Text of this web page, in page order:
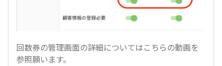
回数券の管理画面の詳細についてはこちらの動画を
参照願います。